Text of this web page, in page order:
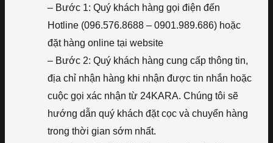
– Bước 1: Quý khách hàng gọi điện đến
Hotline (096.576.8688 – 0901.989.686) hoặc
đặt hàng online tại website
– Bước 2: Quý khách hàng cung cấp thông tin,
địa chỉ nhận hàng khi nhận được tin nhắn hoặc
cuộc gọi xác nhận từ 24KARA. Chúng tôi sẽ
hướng dẫn quý khách đặt cọc và chuyển hàng
trong thời gian sớm nhất.